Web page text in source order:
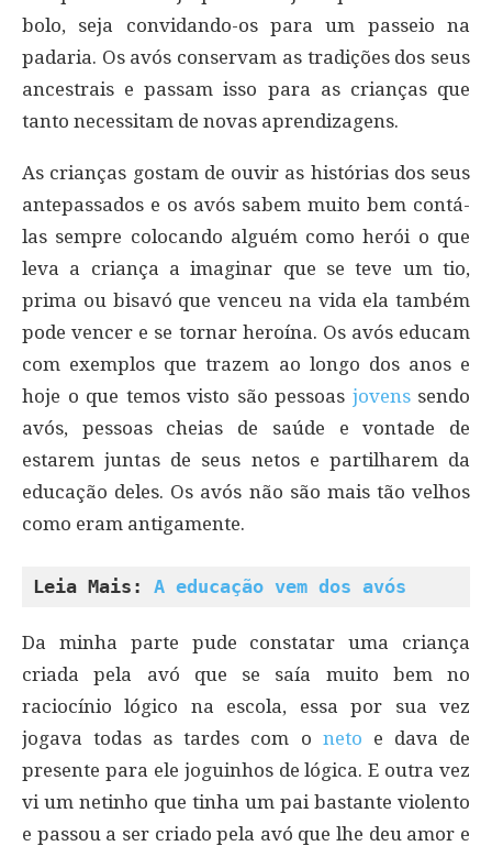
bolo, seja convidando-os para um passeio na
padaria. Os avós conservam as tradições dos seus
ancestrais e passam isso para as crianças que
tanto necessitam de novas aprendizagens.
As crianças gostam de ouvir as histórias dos seus
antepassados e os avós sabem muito bem contá-
las sempre colocando alguém como herói o que
leva a criança a imaginar que se teve um tio,
prima ou bisavó que venceu na vida ela também
pode vencer e se tornar heroína. Os avós educam
com exemplos que trazem ao longo dos anos e
hoje o que temos visto são pessoas jovenssendo
avós, pessoas cheias de saúde e vontade de
estarem juntas de seus netos e partilharem da
educação deles. Os avós não são mais tão velhos
como eram antigamente.
Leia Mais: A educação vem dos avós
Da minha parte pude constatar uma criança
criada pela avó que se saía muito bem no
raciocínio lógico na escola, essa por sua vez
jogava todas as tardes com o neto e dava de
presente para ele joguinhos de lógica. E outra vez
vi um netinho que tinha um pai bastante violento
e passou a ser criado pela avó que lhe deu amor e